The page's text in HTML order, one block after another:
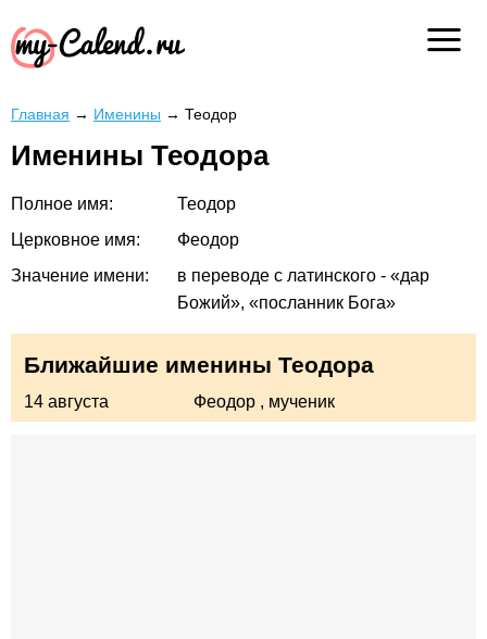
Главная → Именины → Теодор
Именины Теодора
Полное имя:
Теодор
Церковное имя:
Феодор
Значение имени:
в переводе с латинского - «дар
Божий», «посланник Бога»
Ближайшие именины Теодора
14 августа Феодор , мученик